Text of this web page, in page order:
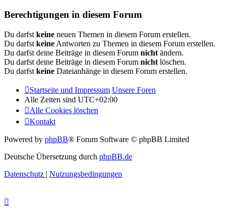
Berechtigungen in diesem Forum
Du darfst keine neuen Themen in diesem Forum erstellen.
Du darfst keine Antworten zu Themen in diesem Forum erstellen.
Du darfst deine Beiträge in diesem Forum nicht ändern.
Du darfst deine Beiträge in diesem Forum nicht löschen.
Du darfst keine Dateianhänge in diesem Forum erstellen.
Startseite und Impressum Unsere Foren
Alle Zeiten sind UTC+02:00
Alle Cookies löschen
Kontakt
Powered by phpBB® Forum Software © phpBB Limited
Deutsche Übersetzung durch phpBB.de
Datenschutz | Nutzungsbedingungen